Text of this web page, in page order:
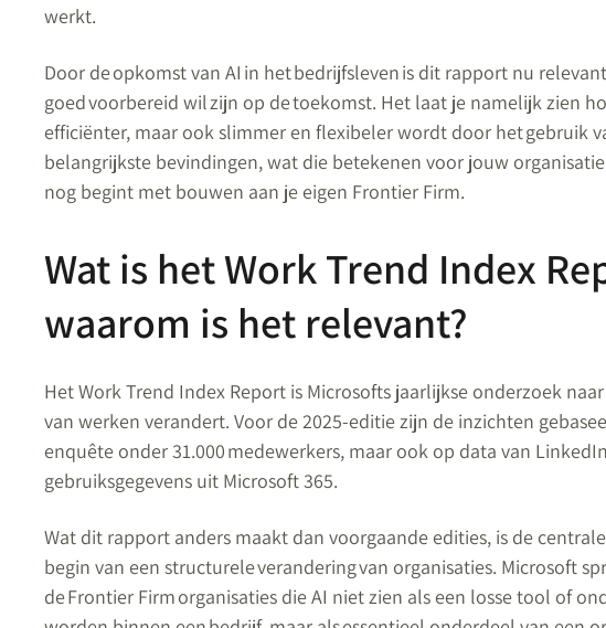
werkt.
Door de opkomst van AI in het bedrijfsleven is dit rapport nu
goed voorbereid wil zijn op de toekomst. Het laat je namelijk zien
efficiënter, maar ook slimmer en flexibeler wordt door het gebruik
belangrijkste bevindingen, wat die betekenen voor jouw
nog begint met bouwen aan je eigen Frontier Firm.
Wat is het Work Trend Index
waarom is het relevant?
Het Work Trend Index Report is Microsofts jaarlijkse onderzoek
van werken verandert. Voor de 2025-editie zijn de inzichten
enquête onder 31.000 medewerkers, maar ook op data van
gebruiksgegevens uit Microsoft 365.
Wat dit rapport anders maakt dan voorgaande edities, is de
begin van een structurele verandering van organisaties. Microsoft
de Frontier Firm organisaties die AI niet zien als een losse tool of